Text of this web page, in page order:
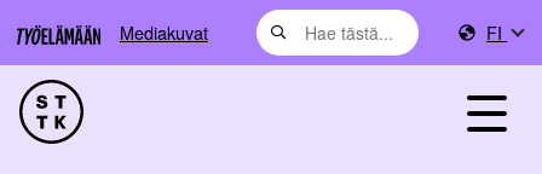
Mediakuvat FI